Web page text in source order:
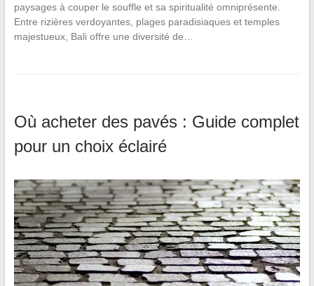
paysages à couper le souffle et sa spiritualité omniprésente.
Entre rizières verdoyantes, plages paradisiaques et temples
majestueux, Bali offre une diversité de…
Où acheter des pavés : Guide complet
pour un choix éclairé